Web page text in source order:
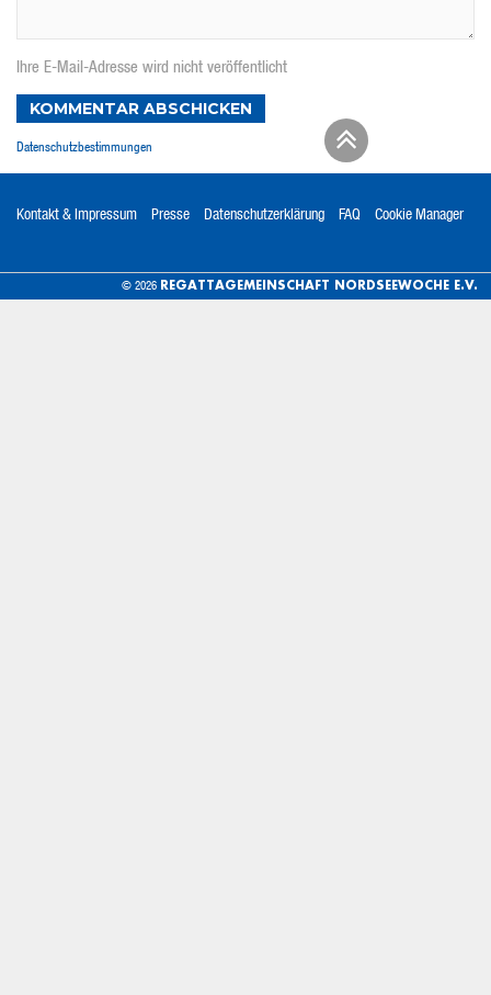
Ihre E-Mail-Adresse wird nicht veröffentlicht
KOMMENTAR ABSCHICKEN
Datenschutzbestimmungen
Kontakt & Impressum Presse Datenschutzerklärung FAQ Cookie Manager
© 2026 REGATTAGEMEINSCHAFT NORDSEEWOCHE E.V.